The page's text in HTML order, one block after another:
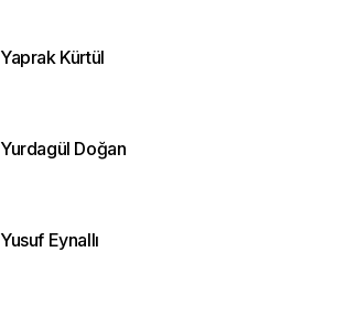
Yaprak Kürtül
Yurdagül Doğan
Yusuf Eynallı